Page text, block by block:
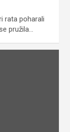
rata poharali
pružila…